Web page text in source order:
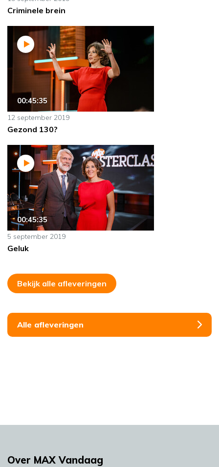
Criminele brein
00:45:35
12 september 2019
Gezond 130?
00:45:35
5 september 2019
Geluk
Bekijk alle afleveringen
Alle afleveringen
Over MAX Vandaag